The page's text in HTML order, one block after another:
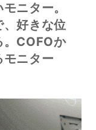
ニター。
好きな位
。COFOか
モニター